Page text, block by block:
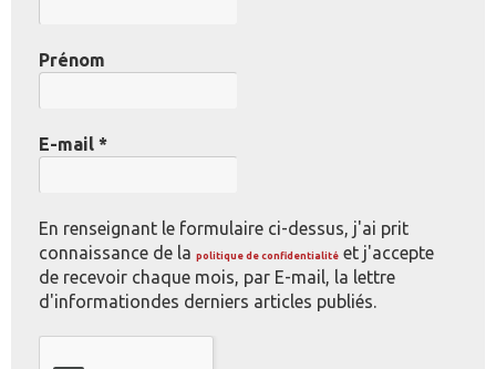
Prénom
E-mail *
En renseignant le formulaire ci-dessus, j'ai prit
connaissance de la politique de confidentialité et j'accepte
de recevoir chaque mois, par E-mail, la lettre
d'informationdes derniers articles publiés.